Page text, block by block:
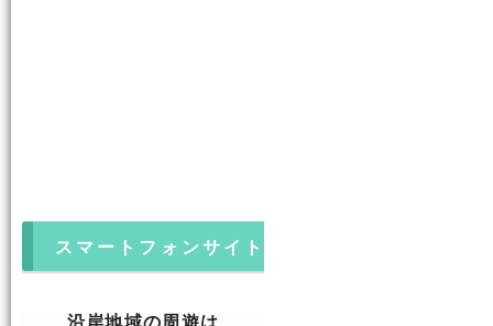
スマートフォンサイト